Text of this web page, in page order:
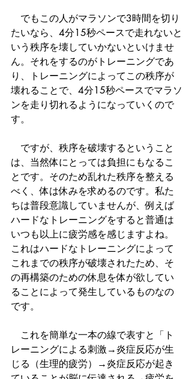
でもこの人がマラソンで3時間を切り
たいなら、4分15秒ペースで走れないと
いう秩序を壊していかないといけませ
ん。それをするのがトレーニングであ
り、トレーニングによってこの秩序が
壊れることで、4分15秒ペースでマラソ
ンを走り切れるようになっていくので
す。
ですが、秩序を破壊するということ
は、当然体にとっては負担にもなるこ
とです。そのため乱れた秩序を整える
べく、体は休みを求めるのです。私た
ちは普段意識していませんが、例えば
ハードなトレーニングをすると普通は
いつも以上に疲労感を感じますよね。
これはハードなトレーニングによって
これまでの秩序が破壊されたため、そ
の再構築のための休息を体が欲してい
ることによって発生しているものなの
です。
これを簡単な一本の線で表すと「ト
レーニングによる刺激→炎症反応が生
じる（生理的疲労）→炎症反応が起き